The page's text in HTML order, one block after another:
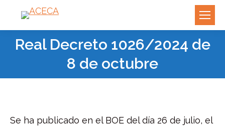
Real Decreto 1026/2024 de
8 de octubre
Se ha publicado en el BOE del día 26 de julio, el